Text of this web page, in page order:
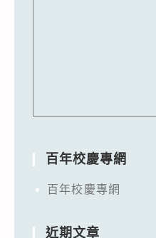
百年校慶專網
百年校慶專網
近期文章